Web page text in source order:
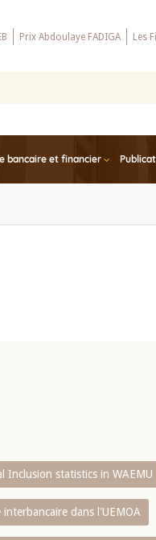
Prix Abdoulaye FADIGA Les
bancaire et financier
Inclusion statistics in WAEMU
dans l'UEMOA